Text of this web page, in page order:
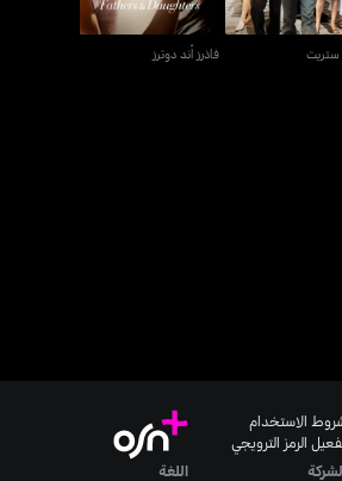
ستريت فاذرز أند دوترز
الاستخدام
الرمز الترويجي
اللغة